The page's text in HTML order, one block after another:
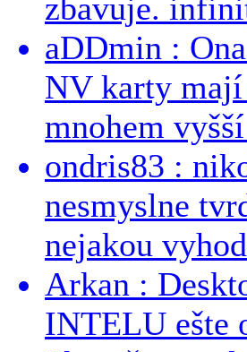
zbavuje.
aDDmin :
NV karty
mnohem
ondris83 :
nesmyslne
nejakou
Arkan :
INTELU ešte